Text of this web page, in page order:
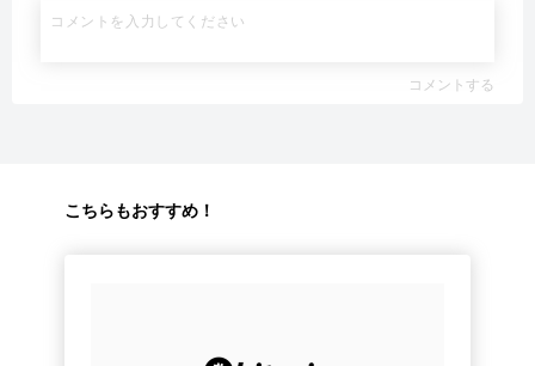
コメントする
こちらもおすすめ！